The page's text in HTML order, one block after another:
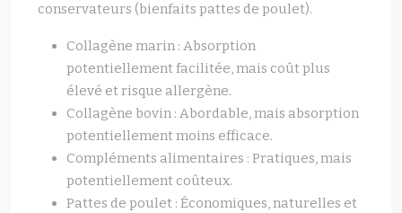
conservateurs (bienfaits pattes de poulet).
Collagène marin : Absorption
potentiellement facilitée, mais coût plus
élevé et risque allergène.
Collagène bovin : Abordable, mais absorption
potentiellement moins efficace.
Compléments alimentaires : Pratiques, mais
potentiellement coûteux.
Pattes de poulet : Économiques, naturelles et